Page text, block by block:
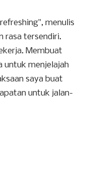
menulis
rasa tersendiri.
Membuat
untuk menjelajah
saya buat
untuk jalan-